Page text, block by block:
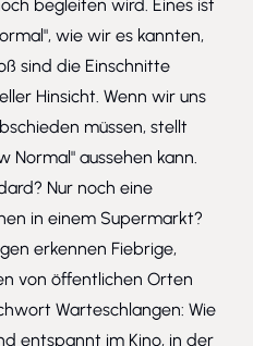
begleiten wird. Eines ist
wie wir es kannten,
sind die Einschnitte
Hinsicht. Wenn wir uns
müssen, stellt
Normal" aussehen kann.
Nur noch eine
in einem Supermarkt?
erkennen Fiebrige,
von öffentlichen Orten
Warteschlangen: Wie
entspannt im Kino, in der